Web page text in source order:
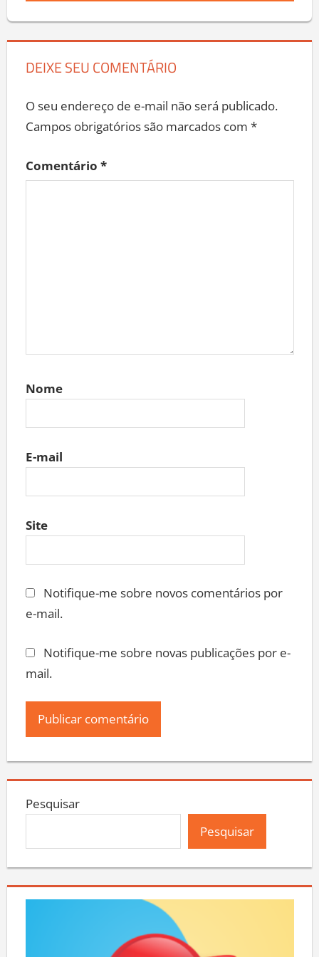
DEIXE SEU COMENTÁRIO
O seu endereço de e-mail não será publicado.
Campos obrigatórios são marcados com *
Comentário *
Nome
E-mail
Site
Notifique-me sobre novos comentários por
e-mail.
Notifique-me sobre novas publicações por e-
mail.
Pesquisar
Pesquisar